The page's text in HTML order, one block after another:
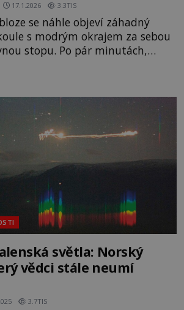
17.1.2026 3.3TIS
se náhle objeví záhadný
s modrým okrajem za sebou
stopu. Po pár minutách,
jako se zjevila, zase mizí.
rána spatří, mají ústa
Zdejší zaměstnanci jsou
světla: Norský
vědci stále neumí
3.7TIS